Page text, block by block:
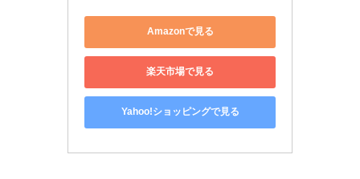
Amazonで見る
楽天市場で見る
Yahoo!ショッピングで見る